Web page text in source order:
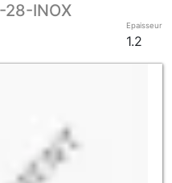
28-INOX
Epaisseur
1.2